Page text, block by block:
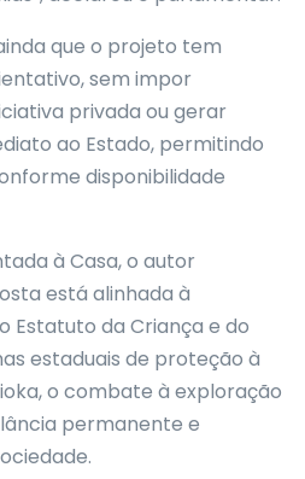
que o projeto tem
sem impor
privada ou gerar
ao Estado, permitindo
disponibilidade
à Casa, o autor
está alinhada à
Estatuto da Criança e do
estaduais de proteção à
o combate à exploração
permanente e